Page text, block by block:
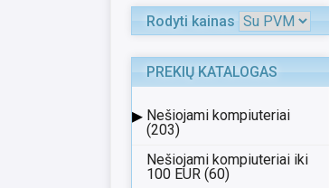
Rodyti kainas
PREKIŲ KATALOGAS
▸ Nešiojami kompiuteriai
(203)
Nešiojami kompiuteriai iki
100 EUR (60)